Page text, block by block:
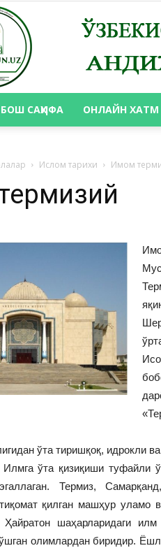
БОШ САҲИФА ОНЛАЙН ХАТМ
Ислом тарихи Имом
ўта тиришқоқ, идрокли
Илмга ўта қизиқиши туфайли
Термиз,
қилган машҳур уламо
шаҳарларидаги
олимлардан биридир.